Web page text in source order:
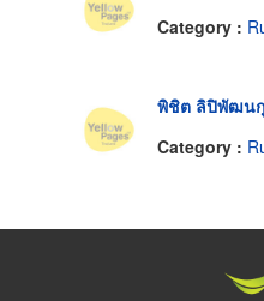
Category :
พิชิต ลิปิพัฒน
Category :